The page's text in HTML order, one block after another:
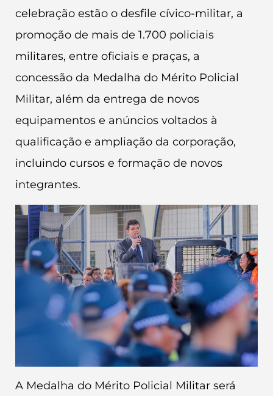
celebração estão o desfile cívico-militar, a
promoção de mais de 1.700 policiais
militares, entre oficiais e praças, a
concessão da Medalha do Mérito Policial
Militar, além da entrega de novos
equipamentos e anúncios voltados à
qualificação e ampliação da corporação,
incluindo cursos e formação de novos
integrantes.
A Medalha do Mérito Policial Militar será